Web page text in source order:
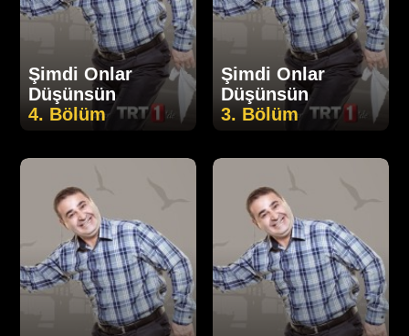
Şimdi Onlar
Düşünsün
4. Bölüm
Şimdi Onlar
Düşünsün
3. Bölüm